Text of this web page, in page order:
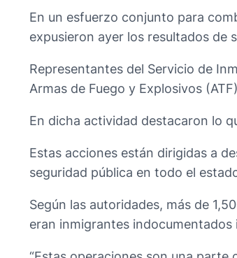
En un esfuerzo conjunto para
expusieron ayer los resultados de
Representantes del Servicio de
Armas de Fuego y Explosivos
En dicha actividad destacaron lo
Estas acciones están dirigidas a
seguridad pública en todo el
Según las autoridades, más de
eran inmigrantes